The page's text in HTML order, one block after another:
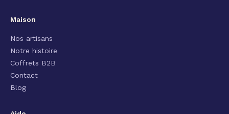
Maison
Nos artisans
Notre histoire
Coffrets B2B
Contact
Blog